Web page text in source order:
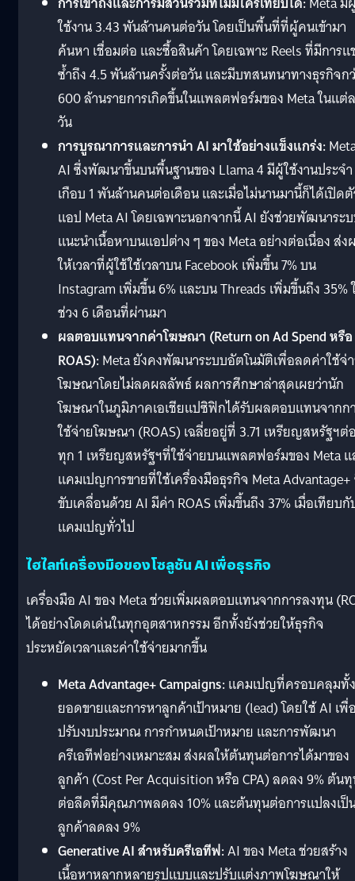
ใช้งาน 3.43 พันล้านคนต่อวัน โดยเป็นพื้นที่ที่ผู้คนเข้ามา
ค้นหา เชื่อมต่อ และซื้อสินค้า โดยเฉพาะ Reels ที่มีการแ
ซ้ำถึง 4.5 พันล้านครั้งต่อวัน และมีบทสนทนาทางธุรกิจก
600 ล้านรายการเกิดขึ้นในแพลตฟอร์มของ Meta ในแต่
วัน
การบูรณาการและการนำ AI มาใช้อย่างแข็งแกร่ง:
AI ซึ่งพัฒนาขึ้นบนพื้นฐานของ Llama 4 มีผู้ใช้งานประจำ
เกือบ 1 พันล้านคนต่อเดือน และเมื่อไม่นานมานี้ก็ได้เปิด
แอป Meta AI โดยเฉพาะนอกจากนี้ AI ยังช่วยพัฒนาระ
แนะนำเนื้อหาบนแอปต่าง ๆ ของ Meta อย่างต่อเนื่อง ส่ง
ให้เวลาที่ผู้ใช้ใช้เวลาบน Facebook เพิ่มขึ้น 7% บน
Instagram เพิ่มขึ้น 6% และบน Threads เพิ่มขึ้นถึง 35%
ช่วง 6 เดือนที่ผ่านมา
ผลตอบแทนจากค่าโฆษณา (Return on Ad Spend หรือ
ROAS):Meta ยังคงพัฒนาระบบอัตโนมัติเพื่อลดค่าใช้จ่
โฆษณาโดยไม่ลดผลลัพธ์ ผลการศึกษาล่าสุดเผยว่านัก
โฆษณาในภูมิภาคเอเชียแปซิฟิกได้รับผลตอบแทนจากก
ใช้จ่ายโฆษณา (ROAS) เฉลี่ยอยู่ที่ 3.71 เหรียญสหรัฐฯต่
ทุก 1 เหรียญสหรัฐฯที่ใช้จ่ายบนแพลตฟอร์มของ Meta
แคมเปญการขายที่ใช้เครื่องมือธุรกิจ Meta Advantage+
ขับเคลื่อนด้วย AI มีค่า ROAS เพิ่มขึ้นถึง 37% เมื่อเทียบ
แคมเปญทั่วไป
ไฮไลท์เครื่องมือของโซลูชัน AI เพื่อธุรกิจ
เครื่องมือ AI ของ Meta ช่วยเพิ่มผลตอบแทนจากการลงทุน
ได้อย่างโดดเด่นในทุกอุตสาหกรรม อีกทั้งยังช่วยให้ธุรกิจ
ประหยัดเวลาและค่าใช้จ่ายมากขึ้น
Meta Advantage+ Campaigns:แคมเปญที่ครอบคลุมทั้ง
ยอดขายและการหาลูกค้าเป้าหมาย (lead) โดยใช้ AI เพื่
ปรับงบประมาณ การกำหนดเป้าหมาย และการพัฒนา
ครีเอทีฟอย่างเหมาะสม ส่งผลให้ต้นทุนต่อการได้มาของ
ลูกค้า (Cost Per Acquisition หรือ CPA) ลดลง 9% ต้น
ต่อลีดที่มีคุณภาพลดลง 10% และต้นทุนต่อการแปลงเป็
ลูกค้าลดลง 9%
Generative AI สำหรับครีเอทีฟ:AI ของ Meta ช่วยสร้าง
เนื้อหาหลากหลายรูปแบบและปรับแต่งภาพโฆษณาให้